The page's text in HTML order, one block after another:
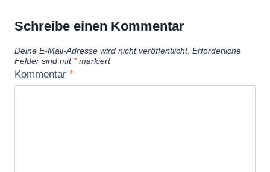
Schreibe einen Kommentar
Deine E-Mail-Adresse wird nicht veröffentlicht. Erforderliche
Felder sind mit *markiert
Kommentar *